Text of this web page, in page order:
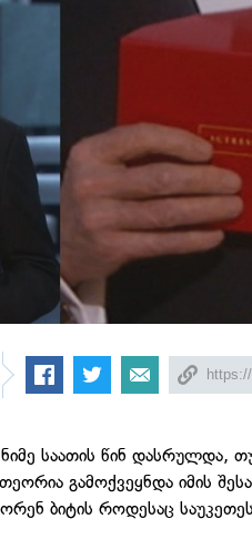
საათის წინ დასრულდა,
გამოქვეყნდა იმის
ბიტის როდესაც